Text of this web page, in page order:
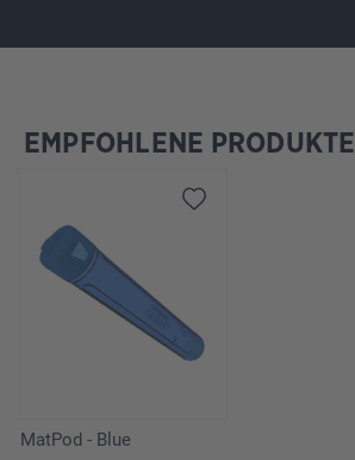
Salta la galleria dei prodotti
EMPFOHLENE PRODUKTE
MatPod - Blue